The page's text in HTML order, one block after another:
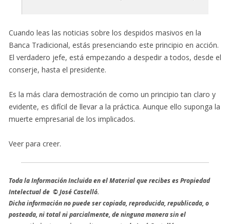
Cuando leas las noticias sobre los despidos masivos en la
Banca Tradicional, estás presenciando este principio en acción.
El verdadero jefe, está empezando a despedir a todos, desde el
conserje, hasta el presidente.
Es la más clara demostración de como un principio tan claro y
evidente, es difícil de llevar a la práctica. Aunque ello suponga la
muerte empresarial de los implicados.
Veer para creer.
Toda la Información Incluida en el Material que recibes es Propiedad
Intelectual de © José Castelló.
Dicha información no puede ser copiada, reproducida, republicada, o
posteada, ni total ni parcialmente, de ninguna manera sin el